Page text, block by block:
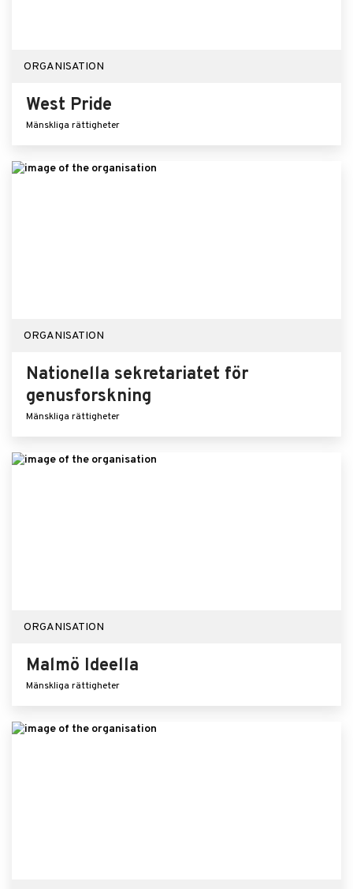
ORGANISATION
West Pride
Mänskliga rättigheter
ORGANISATION
Nationella sekretariatet för
genusforskning
Mänskliga rättigheter
ORGANISATION
Malmö Ideella
Mänskliga rättigheter